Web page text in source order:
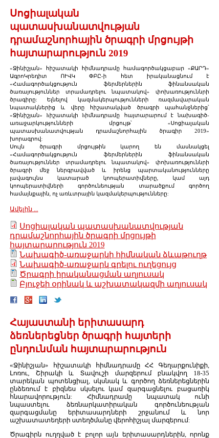
Սոցիալական
պատասխանատվության
դրամաշնորհային ծրագրի մրցույթի
հայտարարություն 2019
«Ջինիշյան» հիշատակի հիմնադրամը համագործակցաբար «ՔԱՐԴ»
ԱգրոԿրեդիտ ՈՒՎԿ ՓԲԸ-ի հետ իրականացնում է
«Համագործակցություն ֆերմերներին ֆինանսական
ծառայություններ տրամադրելու նպատակով» փոխառություննրի
ծրագիրը: Ելնելով կազմակերպությունների ռազմավարական
նպատակներից և վերը հիշատակված ծրագրի պահանջներից՝
«Ջինիշյան» hիշատակի hիմնադրամը հայտարարում է նախագիծ-
առաջարկությունների մրցույթ՝ «Սոցիալական
պատասխանատվության դրամաշնորհային ծրագիր 2019»
խորագրով:
Սույն ծրագրի մրցույթին կարող են մասնակցել
«Համագործակցություն ֆերմերներին ֆինանսական
ծառայություններ տրամադրելու նպատակով» փոխառություննրի
ծրագրի մեջ ներգրավված և իրենց պարտականությունները
լավագույնս կատարած կոոպերատիվները, կամ այդ
կոոպերատիվների գործունեության տարածքում գործող
համայնքային, ոչ առևտրային կազմակերպությունները:
Ավելին ...
Սոցիալական պատասխանատվության
դրամաշնորհային ծրագրի մրցույթի
հայտարարություն 2019
Նախագիծ-առաջարկի հիմնական ձևաթուղթ
Նախագիծ-առաջարկ գրելու ուղեցույց
Ծրագրի իրականացման աղյուսակ
Բյուջեի օրինակ և աշխատակազմի աղյուսակ
Հայաստանի երիտասարդ
ձեռներեցներ ծրագրի հայտերի
ընդունման հայտարարություն
«Ջինիշյան» հիշատակի հիմնադրամը ՀՀ Գեղարքունիքի,
Լոռու, Շիրակի և Տավուշի մարզերում բնակվող 18-35
տարեկան պոտենցիալ, սկսնակ և գործող ձեռներեցներին
ընձեռում է բիզնես սկսելու կամ զարգացնելու բացառիկ
հնարավորություն: Հիմնադրամը նպատակ ունի
նպաստելու ձեռնարկատիրական գործունեության
զարգացմանը երիտասարդների շրջանում և նոր
աշխատատեղերի ստեղծմանը վերոհիշյալ մարզերում:
Ծրագիրն ուղղված է բոլոր այն երիտասարդներին, որոնք